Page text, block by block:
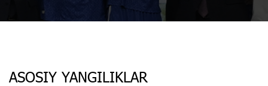
ASOSIY YANGILIKLAR